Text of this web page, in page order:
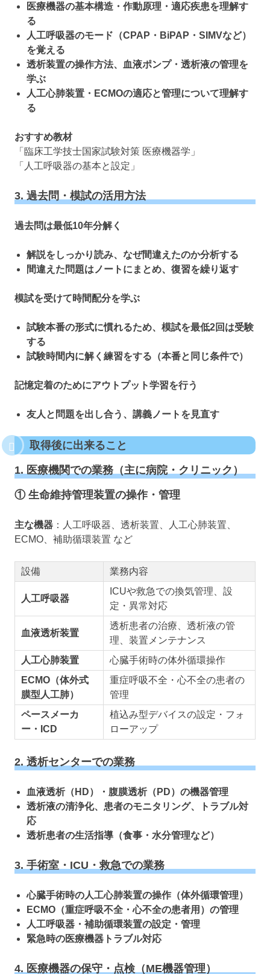
医療機器の基本構造・作動原理・適応疾患を理解す
る
人工呼吸器のモード（CPAP・BiPAP・SIMVなど）
を覚える
透析装置の操作方法、血液ポンプ・透析液の管理を
学ぶ
人工心肺装置・ECMOの適応と管理について理解す
る
おすすめ教材
「臨床工学技士国家試験対策 医療機器学」
「人工呼吸器の基本と設定」
3. 過去問・模試の活用方法
過去問は最低10年分解く
解説をしっかり読み、なぜ間違えたのか分析する
間違えた問題はノートにまとめ、復習を繰り返す
模試を受けて時間配分を学ぶ
試験本番の形式に慣れるため、模試を最低2回は受験
する
試験時間内に解く練習をする（本番と同じ条件で）
記憶定着のためにアウトプット学習を行う
友人と問題を出し合う、講義ノートを見直す
取得後に出来ること
1. 医療機関での業務（主に病院・クリニック）
① 生命維持管理装置の操作・管理
主な機器 ：人工呼吸器、透析装置、人工心肺装置、
ECMO、補助循環装置 など
設備 業務内容
人工呼吸器
ICUや救急での換気管理、設
定・異常対応
血液透析装置
透析患者の治療、透析液の管
理、装置メンテナンス
人工心肺装置
心臓手術時の体外循環操作
ECMO（体外式
膜型人工肺）
重症呼吸不全・心不全の患者の
管理
ペースメーカ
ー・ICD
植込み型デバイスの設定・フォ
ローアップ
2. 透析センターでの業務
血液透析（HD）・腹膜透析（PD）の機器管理
透析液の清浄化、患者のモニタリング、トラブル対
応
透析患者の生活指導（食事・水分管理など）
3. 手術室・ICU・救急での業務
心臓手術時の人工心肺装置の操作（体外循環管理）
ECMO（重症呼吸不全・心不全の患者用）の管理
人工呼吸器・補助循環装置の設定・管理
緊急時の医療機器トラブル対応
4. 医療機器の保守・点検（ME機器管理）